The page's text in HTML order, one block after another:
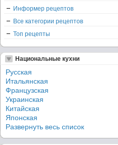
Информер рецептов
Все категории рецептов
Топ рецепты
Национальные кухни
Русская
Итальянская
Французская
Украинская
Китайская
Японская
Развернуть весь список